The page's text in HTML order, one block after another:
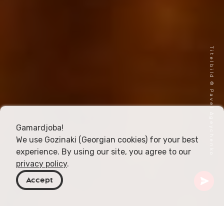
Titelbild © Pavel Ageychenko
Gamardjoba!
We use Gozinaki (Georgian cookies) for your best
experience. By using our site, you agree to our
privacy policy.
Accept